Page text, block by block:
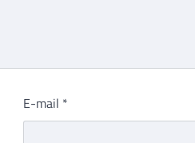
E-mail *